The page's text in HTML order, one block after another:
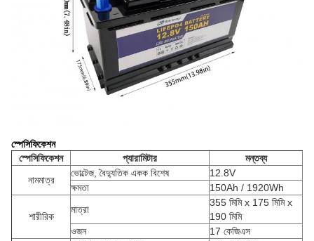
স্পেসিফিকেশন
স্পেসিফিকেশন
প্যারামিটার
মন্তব্য
নামমাত্র
ভোল্টেজ, বৈদ্যুতিক একক বিশেষ
12.8V
ক্ষমতা
150Ah / 1920Wh
শারীরিক
মাত্রা
355 মিমি x 175 মিমি x
190 মিমি
ওজন
17 কেজিএস